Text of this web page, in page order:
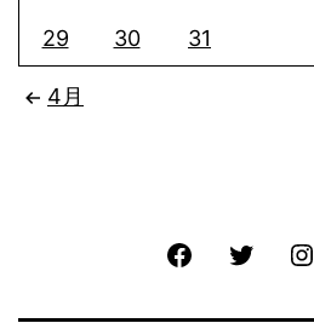
29 30 31
4月
FacebookTwitter